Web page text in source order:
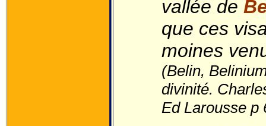
vallée de
que ces
moines
(Belin,
divinité.
Ed Larousse p